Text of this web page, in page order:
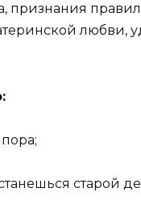
признания
любви,
старой